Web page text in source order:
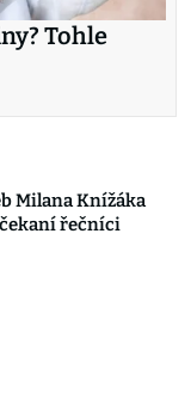
Tohle
Milana Knížáka
řečníci